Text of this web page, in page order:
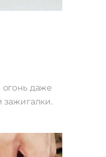
даже
зажигалки.